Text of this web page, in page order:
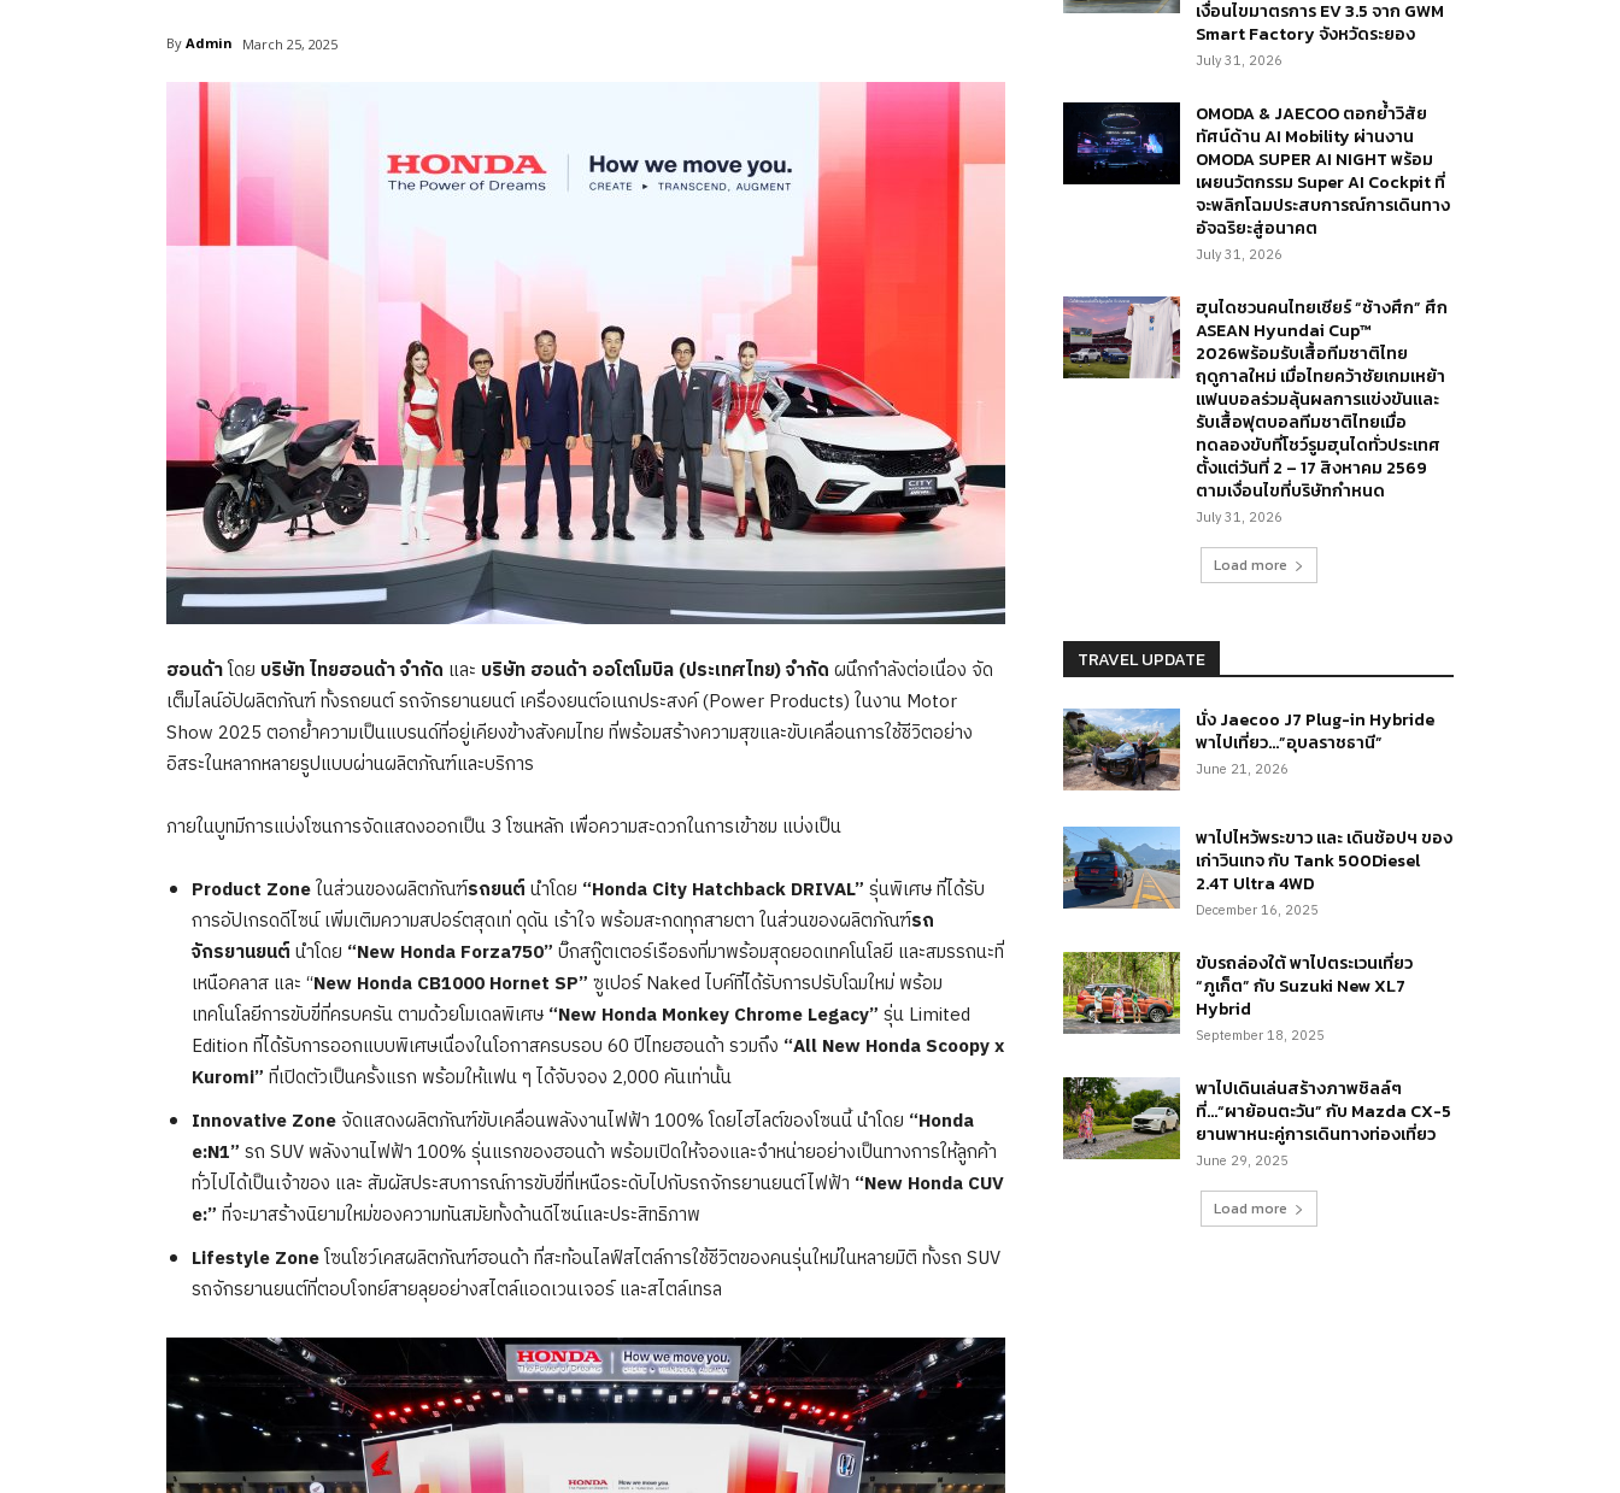
By Admin March 25, 2025
ฮอนด้าโดย บริษัท ไทยฮอนด้า จำกัด และ บริษัท ฮอนด้า ออโตโมบิล (ประเทศไทย) จำกัด ผนึกกำลังต่อเนื่อง จัด
เต็มไลน์อัปผลิตภัณฑ์ ทั้งรถยนต์ รถจักรยานยนต์ เครื่องยนต์อเนกประสงค์ (Power Products) ในงาน Motor
Show 2025 ตอกย้ำความเป็นแบรนด์ที่อยู่เคียงข้างสังคมไทย ที่พร้อมสร้างความสุขและขับเคลื่อนการใช้ชีวิตอย่าง
อิสระในหลากหลายรูปแบบผ่านผลิตภัณฑ์และบริการ
ภายในบูทมีการแบ่งโซนการจัดแสดงออกเป็น 3 โซนหลัก เพื่อความสะดวกในการเข้าชม แบ่งเป็น
Product Zoneในส่วนของผลิตภัณฑ์รถยนต์ นำโดย “Honda City Hatchback DRIVAL” รุ่นพิเศษ ที่ได้รับ
การอัปเกรดดีไซน์ เพิ่มเติมความสปอร์ตสุดเท่ ดุดัน เร้าใจ พร้อมสะกดทุกสายตา ในส่วนของผลิตภัณฑ์รถ
จักรยานยนต์ นำโดย “New Honda Forza750” บิ๊กสกู๊ตเตอร์เรือธงที่มาพร้อมสุดยอดเทคโนโลยี และสมรรถนะที่
เหนือคลาส และ “New Honda CB1000 Hornet SP” ซูเปอร์ Naked ไบค์ที่ได้รับการปรับโฉมใหม่ พร้อม
เทคโนโลยีการขับขี่ที่ครบครัน ตามด้วยโมเดลพิเศษ “New Honda Monkey Chrome Legacy” รุ่น Limited
Edition ที่ได้รับการออกแบบพิเศษเนื่องในโอกาสครบรอบ 60 ปีไทยฮอนด้า รวมถึง “All New Honda Scoopy x
Kuromi” ที่เปิดตัวเป็นครั้งแรก พร้อมให้แฟน ๆ ได้จับจอง 2,000 คันเท่านั้น
Innovative Zone จัดแสดงผลิตภัณฑ์ขับเคลื่อนพลังงานไฟฟ้า 100% โดยไฮไลต์ของโซนนี้ นำโดย “Honda
e:N1” รถ SUV พลังงานไฟฟ้า 100% รุ่นแรกของฮอนด้า พร้อมเปิดให้จองและจำหน่ายอย่างเป็นทางการให้ลูกค้า
ทั่วไปได้เป็นเจ้าของ และ สัมผัสประสบการณ์การขับขี่ที่เหนือระดับไปกับรถจักรยานยนต์ไฟฟ้า “New Honda CUV
e:” ที่จะมาสร้างนิยามใหม่ของความทันสมัยทั้งด้านดีไซน์และประสิทธิภาพ
Lifestyle Zoneโซนโชว์เคสผลิตภัณฑ์ฮอนด้า ที่สะท้อนไลฟ์สไตล์การใช้ชีวิตของคนรุ่นใหม่ในหลายมิติ ทั้งรถ SUV
รถจักรยานยนต์ที่ตอบโจทย์สายลุยอย่างสไตล์แอดเวนเจอร์ และสไตล์เทรล
เงื่อนไขมาตรการ EV 3.5 จาก GWM
Smart Factory จังหวัดระยอง
July 31, 2026
OMODA & JAECOO ตอกย้ำวิสัย
ทัศน์ด้าน AI Mobility ผ่านงาน
OMODA SUPER AI NIGHT พร้อม
เผยนวัตกรรม Super AI Cockpit ที่
จะพลิกโฉมประสบการณ์การเดินทาง
อัจฉริยะสู่อนาคต
July 31, 2026
ฮุนไดชวนคนไทยเชียร์ “ช้างศึก” ศึก
ASEAN Hyundai Cup™
2026พร้อมรับเสื้อทีมชาติไทย
ฤดูกาลใหม่ เมื่อไทยคว้าชัยเกมเหย้า
แฟนบอลร่วมลุ้นผลการแข่งขันและ
รับเสื้อฟุตบอลทีมชาติไทยเมื่อ
ทดลองขับที่โชว์รูมฮุนไดทั่วประเทศ
ตั้งแต่วันที่ 2 – 17 สิงหาคม 2569
ตามเงื่อนไขที่บริษัทกำหนด
July 31, 2026
Load more
TRAVEL UPDATE
นั่ง Jaecoo J7 Plug-in Hybride
พาไปเที่ยว…”อุบลราชธานี”
June 21, 2026
พาไปไหว้พระขาว และ เดินช้อปฯ ของ
เก่าวินเทจ กับ Tank 500Diesel
2.4T Ultra 4WD
December 16, 2025
ขับรถล่องใต้ พาไปตระเวนเที่ยว
“ภูเก็ต” กับ Suzuki New XL7
Hybrid
September 18, 2025
พาไปเดินเล่นสร้างภาพชิลล์ๆ
ที่…“ผาย้อนตะวัน” กับ Mazda CX-5
ยานพาหนะคู่การเดินทางท่องเที่ยว
June 29, 2025
Load more